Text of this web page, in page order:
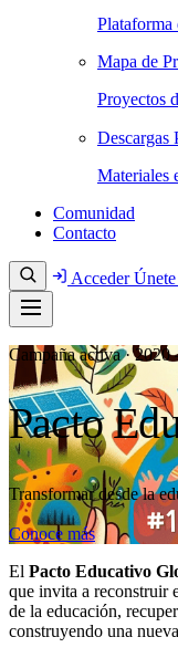
Plataforma
Mapa de
Proyectos
Descargas
Materiales
Comunidad
Contacto
AccederÚnete
Campaña activa ·
Pacto
Transformar desde la
Conoce más
El Pacto Educativo
que invita a reconstruir
de la educación,
construyendo una